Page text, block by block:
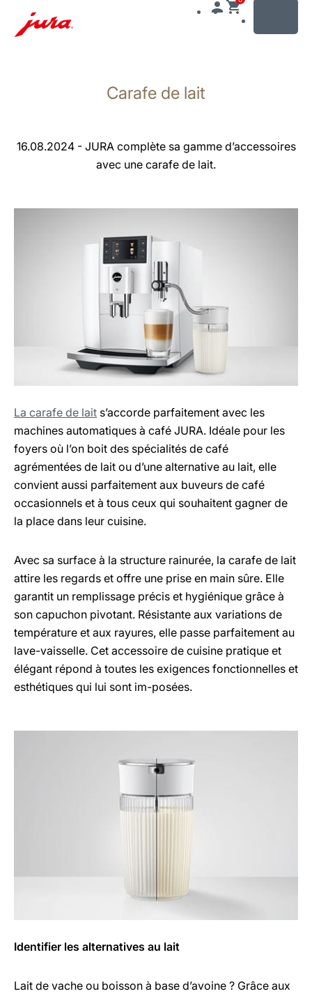
recherche
Carafe de lait
16.08.2024 - JURA complète sa gamme d’accessoires
avec une carafe de lait.
La carafe de lait s’accorde parfaitement avec les
machines automatiques à café JURA. Idéale pour les
foyers où l’on boit des spécialités de café
agrémentées de lait ou d’une alternative au lait, elle
convient aussi parfaitement aux buveurs de café
occasionnels et à tous ceux qui souhaitent gagner de
la place dans leur cuisine.
Avec sa surface à la structure rainurée, la carafe de lait
attire les regards et offre une prise en main sûre. Elle
garantit un remplissage précis et hygiénique grâce à
son capuchon pivotant. Résistante aux variations de
température et aux rayures, elle passe parfaitement au
lave-vaisselle. Cet accessoire de cuisine pratique et
élégant répond à toutes les exigences fonctionnelles et
esthétiques qui lui sont im-posées.
Identifier les alternatives au lait
Lait de vache ou boisson à base d’avoine ? Grâce aux